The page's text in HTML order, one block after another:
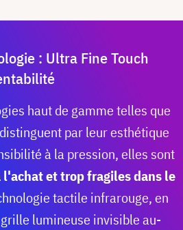
: Ultra Fine Touch
haut de gamme telles que
par leur esthétique
à la pression, elles sont
l'achat et trop fragiles dans le
tactile infrarouge, en
lumineuse invisible au-